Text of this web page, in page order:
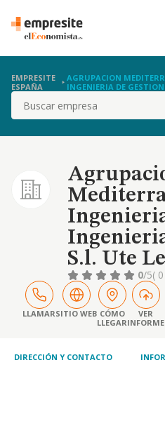
EMPRESITE
ESPAÑA
AGRUPACION
INGENIERIA DE
Buscar
S.l. Ute
0/5(
LLAMARSITIO WEB CÓMO
LLEGAR
VER
INFORME
DIRECCIÓN Y CONTACTO